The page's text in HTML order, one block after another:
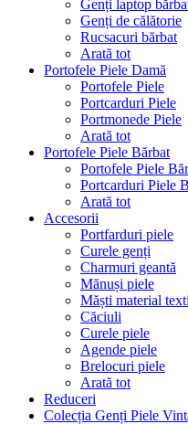
Genți laptop
Genți de călătorie
Rucsacuri bărbat
Arată tot
Portofele Piele Damă
Portofele Piele
Portcarduri Piele
Portmonede Piele
Arată tot
Portofele Piele Bărbat
Portofele Piele
Portcarduri Piele
Arată tot
Accesorii
Portfarduri piele
Curele genți
Charmuri geantă
Mănuși piele
Măști material
Căciuli
Curele piele
Agende piele
Brelocuri piele
Arată tot
Reduceri
Colecția Genți Piele